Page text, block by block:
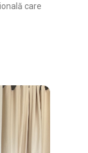
care